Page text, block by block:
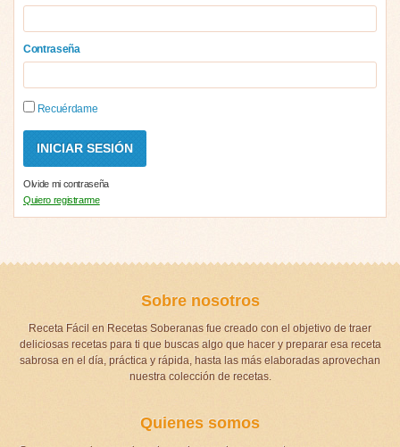
Contraseña
Recuérdame
Olvide mi contraseña
Quiero registrarme
Sobre nosotros
Receta Fácil en Recetas Soberanas fue creado con el objetivo de traer
deliciosas recetas para ti que buscas algo que hacer y preparar esa receta
sabrosa en el día, práctica y rápida, hasta las más elaboradas aprovechan
nuestra colección de recetas.
Quienes somos